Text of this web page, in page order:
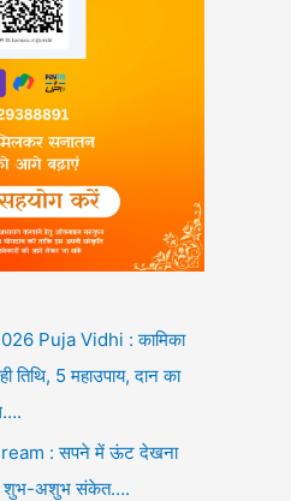
Puja Vidhi : कामिका
तिथि, 5 महाउपाय, दान का
: सपने में ऊंट देखना
शुभ-अशुभ संकेत….